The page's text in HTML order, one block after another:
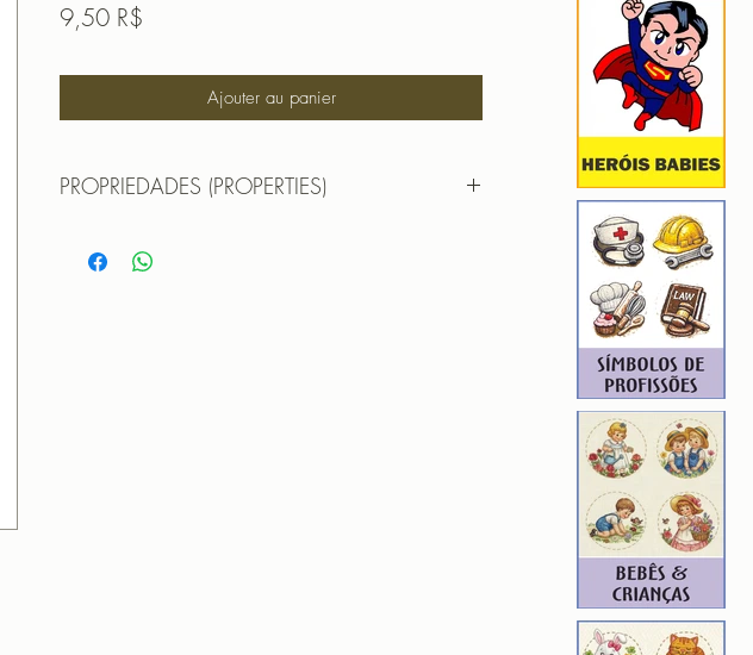
9,50 R$
Ajouter au panier
PROPRIEDADES (PROPERTIES)
Formatos:DST | EXP | HUS | JEF | PES | XXX